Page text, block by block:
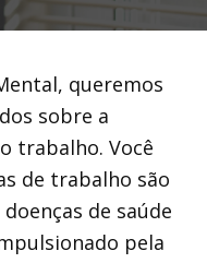
queremos
sobre a
trabalho. Você
de trabalho são
de saúde
pela